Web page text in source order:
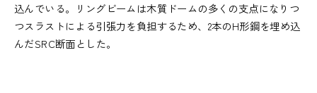
込んでいる。リングビームは木質ドームの多くの支点になりつ
つスラストによる引張力を負担するため、2本のH形鋼を埋め込
んだSRC断面とした。